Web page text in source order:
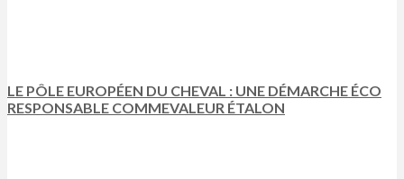
LE PÔLE EUROPÉEN DU CHEVAL : UNE DÉMARCHE ÉCO
RESPONSABLE COMMEVALEUR ÉTALON